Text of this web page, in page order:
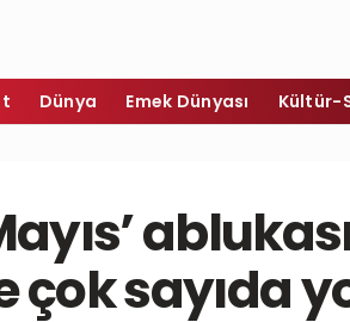
Dünya Emek Dünyası Kültür-
çok sayıda